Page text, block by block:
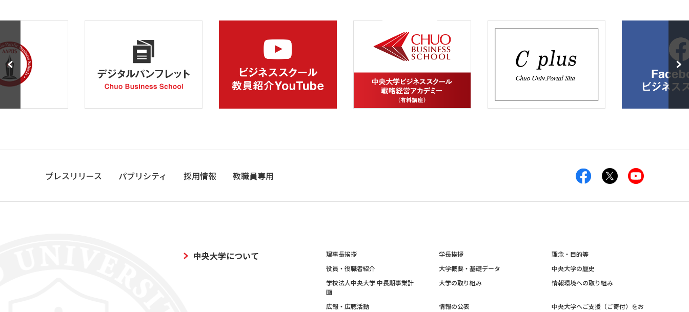
プレスリリース パブリシティ 採用情報 教職員専用
中央大学について 理事長挨拶 学長挨拶
理念・目的等
役員・役職者紹介
大学概要・基礎データ
中央大学の歴史
学校法人中央大学 中長期事業計
画
大学の取り組み 情報環境への取り組み
広報・広聴活動 情報の公表
中央大学へご支援（ご寄付）をお